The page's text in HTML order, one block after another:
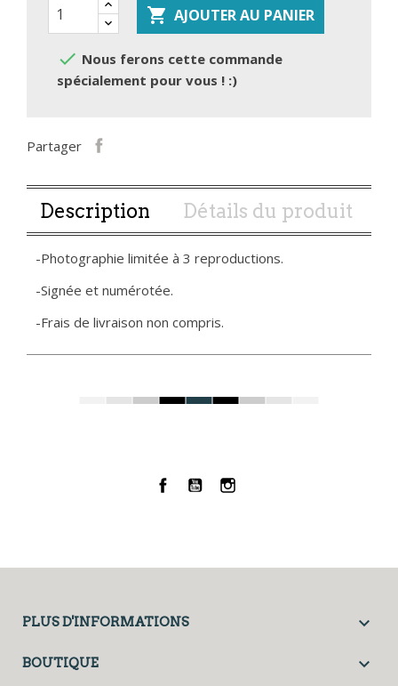
 AJOUTER AU PANIER
 Nous ferons cette commande
spécialement pour vous ! :)
Partager
Description Détails du produit
-Photographie limitée à 3 reproductions.
-Signée et numérotée.
-Frais de livraison non compris.
Facebook
YouTubeInstagram
PLUS D'INFORMATIONS 
BOUTIQUE 